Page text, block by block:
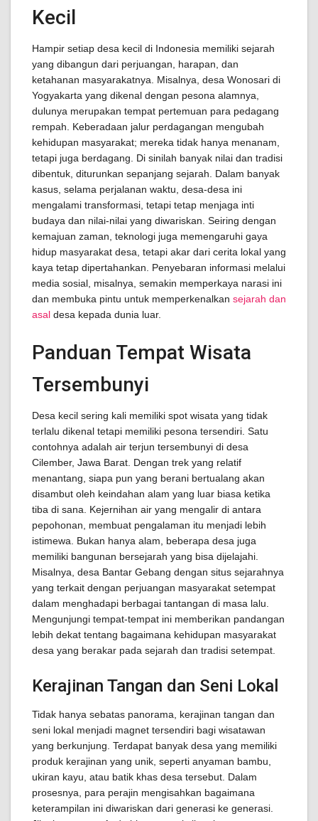
Kecil
Hampir setiap desa kecil di Indonesia memiliki sejarah
yang dibangun dari perjuangan, harapan, dan
ketahanan masyarakatnya. Misalnya, desa Wonosari di
Yogyakarta yang dikenal dengan pesona alamnya,
dulunya merupakan tempat pertemuan para pedagang
rempah. Keberadaan jalur perdagangan mengubah
kehidupan masyarakat; mereka tidak hanya menanam,
tetapi juga berdagang. Di sinilah banyak nilai dan tradisi
dibentuk, diturunkan sepanjang sejarah. Dalam banyak
kasus, selama perjalanan waktu, desa-desa ini
mengalami transformasi, tetapi tetap menjaga inti
budaya dan nilai-nilai yang diwariskan. Seiring dengan
kemajuan zaman, teknologi juga memengaruhi gaya
hidup masyarakat desa, tetapi akar dari cerita lokal yang
kaya tetap dipertahankan. Penyebaran informasi melalui
media sosial, misalnya, semakin memperkaya narasi ini
dan membuka pintu untuk memperkenalkan sejarah dan
asal desa kepada dunia luar.
Panduan Tempat Wisata
Tersembunyi
Desa kecil sering kali memiliki spot wisata yang tidak
terlalu dikenal tetapi memiliki pesona tersendiri. Satu
contohnya adalah air terjun tersembunyi di desa
Cilember, Jawa Barat. Dengan trek yang relatif
menantang, siapa pun yang berani bertualang akan
disambut oleh keindahan alam yang luar biasa ketika
tiba di sana. Kejernihan air yang mengalir di antara
pepohonan, membuat pengalaman itu menjadi lebih
istimewa. Bukan hanya alam, beberapa desa juga
memiliki bangunan bersejarah yang bisa dijelajahi.
Misalnya, desa Bantar Gebang dengan situs sejarahnya
yang terkait dengan perjuangan masyarakat setempat
dalam menghadapi berbagai tantangan di masa lalu.
Mengunjungi tempat-tempat ini memberikan pandangan
lebih dekat tentang bagaimana kehidupan masyarakat
desa yang berakar pada sejarah dan tradisi setempat.
Kerajinan Tangan dan Seni Lokal
Tidak hanya sebatas panorama, kerajinan tangan dan
seni lokal menjadi magnet tersendiri bagi wisatawan
yang berkunjung. Terdapat banyak desa yang memiliki
produk kerajinan yang unik, seperti anyaman bambu,
ukiran kayu, atau batik khas desa tersebut. Dalam
prosesnya, para perajin mengisahkan bagaimana
keterampilan ini diwariskan dari generasi ke generasi.